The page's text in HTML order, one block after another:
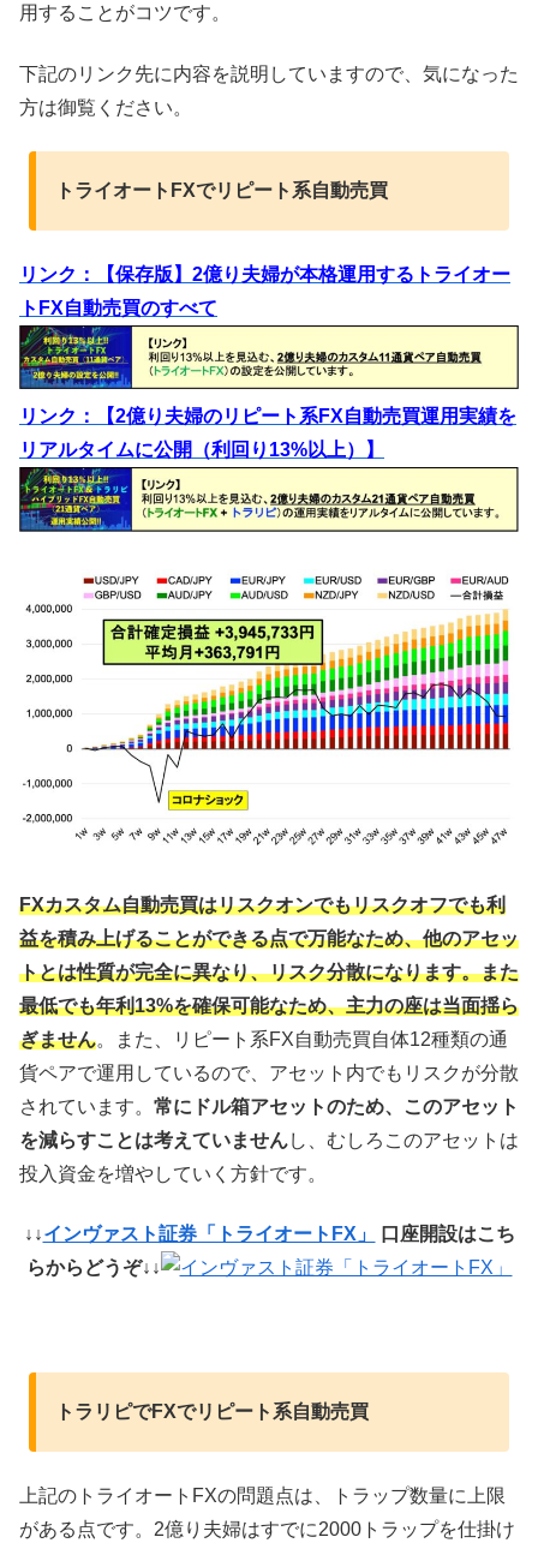
用することがコツです。
下記のリンク先に内容を説明していますので、気になった
方は御覧ください。
トライオートFXでリピート系自動売買
リンク：【保存版】2億り夫婦が本格運用するトライオー
トFX自動売買のすべて
リンク：【2億り夫婦のリピート系FX自動売買運用実績を
リアルタイムに公開（利回り13%以上）】
FXカスタム自動売買はリスクオンでもリスクオフでも利
益を積み上げることができる点で万能なため、他のアセッ
トとは性質が完全に異なり、リスク分散になります。また
最低でも年利13%を確保可能なため、主力の座は当面揺ら
ぎません。また、リピート系FX自動売買自体12種類の通
貨ペアで運用しているので、アセット内でもリスクが分散
されています。 常にドル箱アセットのため、このアセット
を減らすことは考えていませんし、むしろこのアセットは
投入資金を増やしていく方針です。
↓↓インヴァスト証券「トライオートFX」
口座開設はこち
らからどうぞ↓↓
トラリピでFXでリピート系自動売買
上記のトライオートFXの問題点は、トラップ数量に上限
がある点です。2億り夫婦はすでに2000トラップを仕掛け